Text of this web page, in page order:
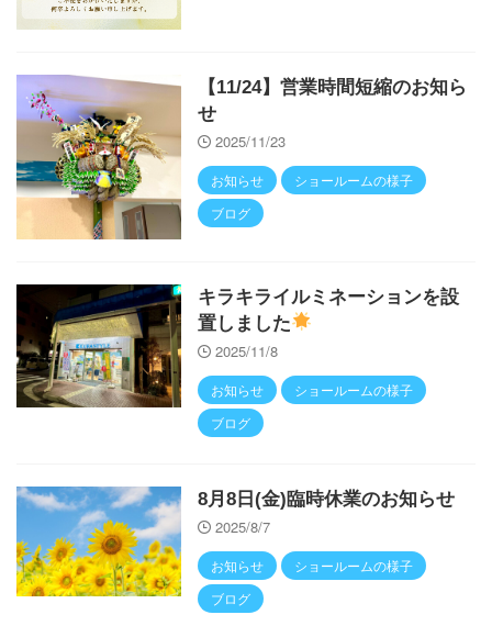
【11/24】営業時間短縮のお知ら
せ
2025/11/23
お知らせ
ショールームの様子
ブログ
キラキライルミネーションを設
置しました
2025/11/8
お知らせ
ショールームの様子
ブログ
8月8日(金)臨時休業のお知らせ
2025/8/7
お知らせ
ショールームの様子
ブログ